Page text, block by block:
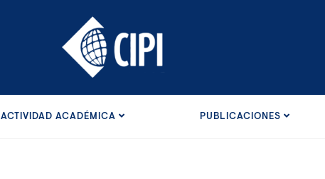
ACTIVIDAD ACADÉMICA PUBLICACIONES